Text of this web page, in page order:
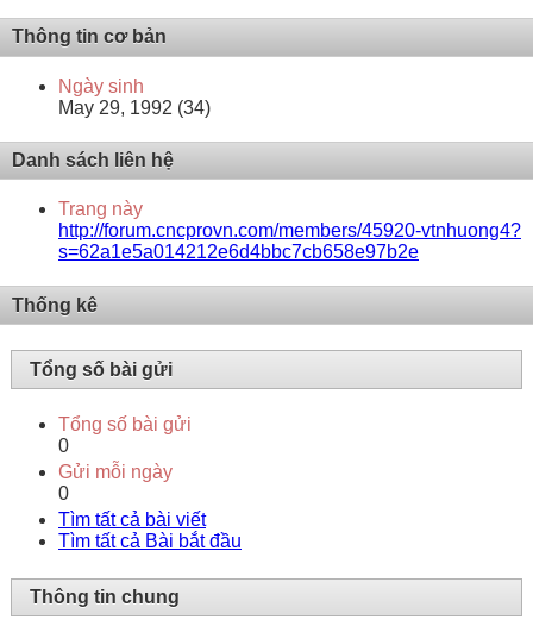
Thông tin cơ bản
Ngày sinh
May 29, 1992 (34)
Danh sách liên hệ
Trang này
http://forum.cncprovn.com/members/45920-vtnhuong4?
s=62a1e5a014212e6d4bbc7cb658e97b2e
Thống kê
Tổng số bài gửi
Tổng số bài gửi
0
Gửi mỗi ngày
0
Tìm tất cả bài viết
Tìm tất cả Bài bắt đầu
Thông tin chung